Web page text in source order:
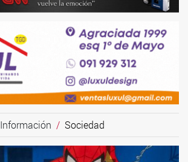
Información Sociedad